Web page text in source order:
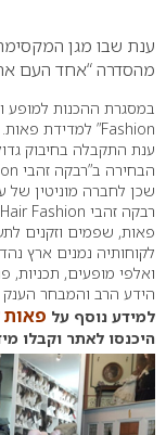
ענת שבו מגן
מהסדרה “אחד העם
Fashion” למדידת פאות.
ענת התקבלה בחיבוק
שכן לחברה מוניטין של
פאות, שפמים וזקנים
לקוחותיה נמנים ארץ
ואלפי מופעים, תכניות,
הידע הרב והמבחר הענק
למידע נוסף על פאות
היכנסו לאתר וקבלו